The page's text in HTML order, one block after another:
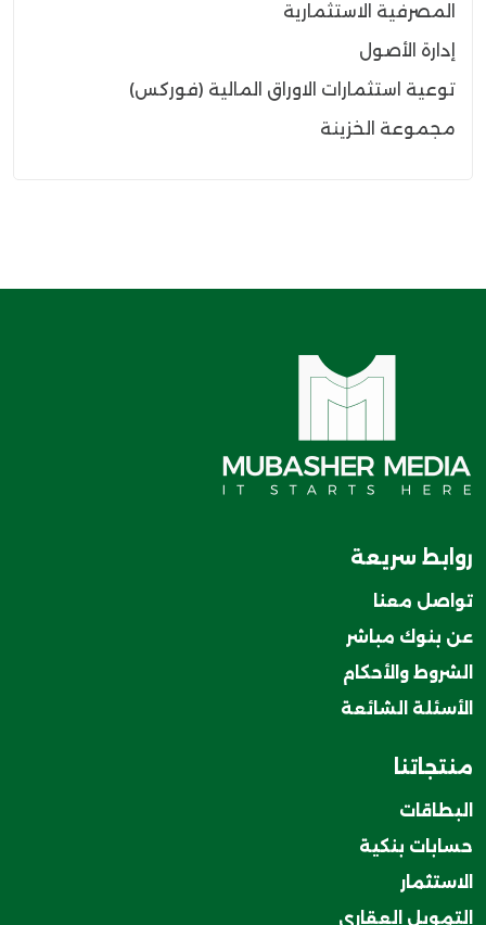
المصرفية الاستثمارية
إدارة الأصول
توعية استثمارات الاوراق المالية (فوركس)
مجموعة الخزينة
روابط سريعة
تواصل معنا
عن بنوك مباشر
الشروط والأحكام
الأسئلة الشائعة
منتجاتنا
البطاقات
حسابات بنكية
الاستثمار
التمويل العقاري